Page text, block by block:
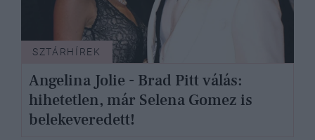
SZTÁRHÍREK
Angelina Jolie - Brad Pitt válás:
hihetetlen, már Selena Gomez is
belekeveredett!